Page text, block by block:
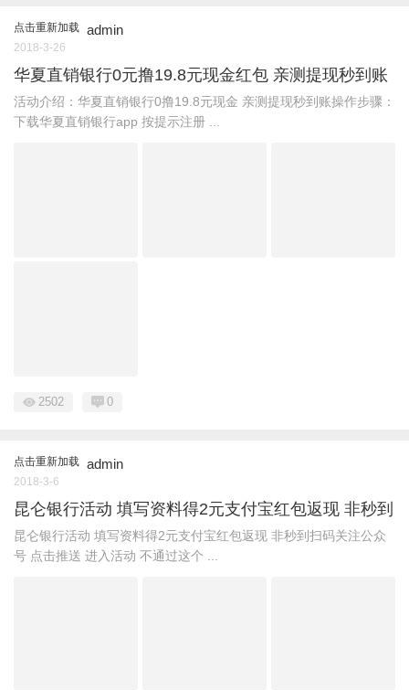
点击重新加载 admin
2018-3-26
华夏直销银行0元撸19.8元现金红包 亲测提现秒到账
活动介绍：华夏直销银行0撸19.8元现金 亲测提现秒到账操作步骤：
下载华夏直销银行app 按提示注册 ...
2502 0
点击重新加载 admin
2018-3-6
昆仑银行活动 填写资料得2元支付宝红包返现 非秒到
昆仑银行活动 填写资料得2元支付宝红包返现 非秒到扫码关注公众
号 点击推送 进入活动 不通过这个 ...